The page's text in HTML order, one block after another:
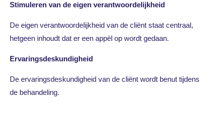
Stimuleren van de eigen verantwoordelijkheid
De eigen verantwoordelijkheid van de cliënt staat centraal,
hetgeen inhoudt dat er een appèl op wordt gedaan.
Ervaringsdeskundigheid
De ervaringsdeskundigheid van de cliënt wordt benut tijdens
de behandeling.